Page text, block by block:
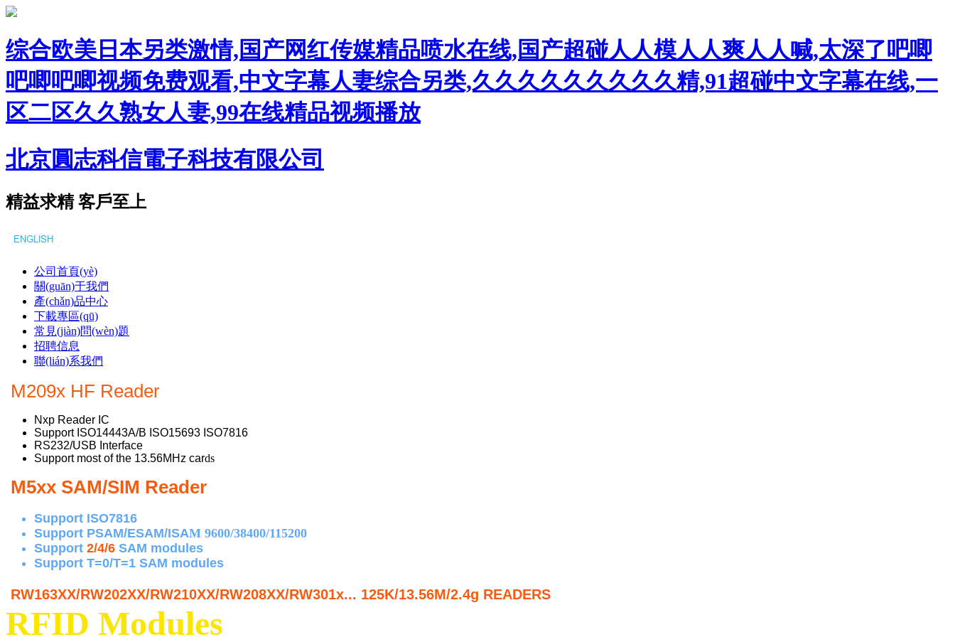
综合欧美日本另类激情,国产网红传媒精品喷水在线,国产超碰人人模人人爽人人喊,太深了吧唧
吧唧吧唧视频免费观看,中文字幕人妻综合另类,久久久久久久久久久精,91超碰中文字幕在线,一
区二区久久熟女人妻,99在线精品视频播放
北京圓志科信電子科技有限公司
精益求精 客戶至上
公司首頁(yè)
關(guān)于我們
產(chǎn)品中心
下載專區(qū)
常見(jiàn)問(wèn)題
招聘信息
聯(lián)系我們
M209x HF Reader
Nxp Reader IC
Support ISO14443A/B ISO15693 ISO7816
RS232/USB Interface
Support most of the 13.56MHz cards
M5xx SAM/SIM Reader
Support ISO7816
Support PSAM/ESAM/ISAM 9600/38400/115200
Support 2/4/6 SAM modules
Support T=0/T=1 SAM modules
RW163XX/RW202XX/RW210XX/RW208XX/RW301x... 125K/13.56M/2.4g READERS
RFID Modules